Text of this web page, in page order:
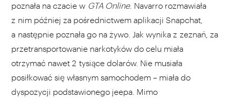
poznała na czacie w GTA Online. Navarro rozmawiała
z nim później za pośrednictwem aplikacji Snapchat,
a następnie poznała go na żywo. Jak wynika z zeznań, za
przetransportowanie narkotyków do celu miała
otrzymać nawet 2 tysiące dolarów. Nie musiała
posiłkować się własnym samochodem – miała do
dyspozycji podstawionego jeepa. Mimo